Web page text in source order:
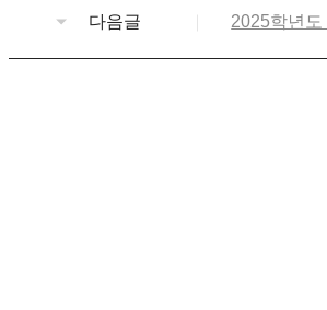
다음글 2025학년